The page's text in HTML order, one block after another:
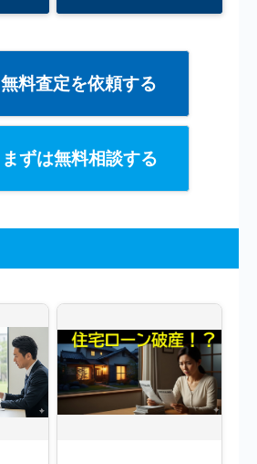
無料査定を依頼する
まずは無料相談する